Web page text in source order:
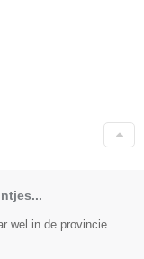
wel in de provincie